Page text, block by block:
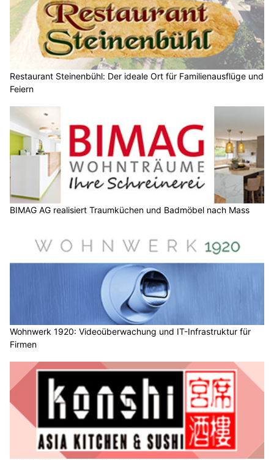
Restaurant Steinenbühl: Der ideale Ort für Familienausflüge und
Feiern
BIMAG AG realisiert Traumküchen und Badmöbel nach Mass
Wohnwerk 1920: Videoüberwachung und IT-Infrastruktur für
Firmen